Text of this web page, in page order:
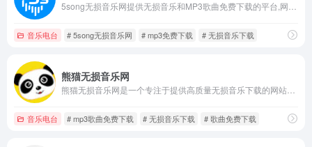
音乐电台 # 5song无损音乐网 # mp3免费下载 # 无损音乐下载
熊猫无损音乐网
音乐电台 # mp3歌曲免费下载 # 无损音乐下载 # 歌曲免费下载